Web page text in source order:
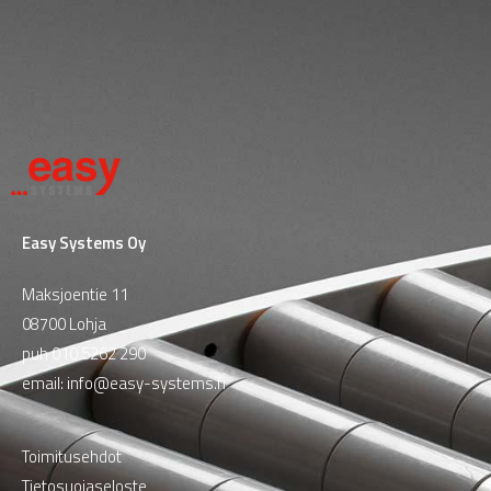
Easy Systems Oy
Maksjoentie 11
08700 Lohja
puh010 5262 290
email: info@easy-systems.fi
Toimitusehdot